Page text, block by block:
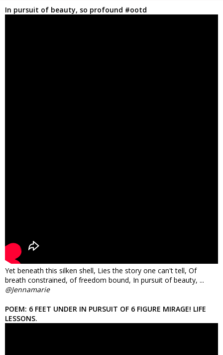
In pursuit of beauty, so profound #ootd
Yet beneath this silken shell, Lies the story one can't tell, Of
breath constrained, of freedom bound, In pursuit of beauty, ...
@Jennamarie
POEM: 6 FEET UNDER IN PURSUIT OF 6 FIGURE MIRAGE! LIFE
LESSONS.